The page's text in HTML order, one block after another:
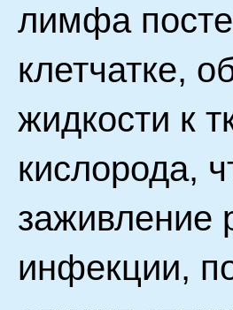
лимфа
клетчатке,
жидкости к
кислорода,
заживление
инфекции,